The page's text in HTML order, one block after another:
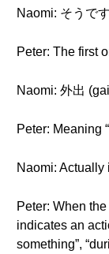
Naomi: そうで
Peter: The first
Naomi: 外出
Peter: Meaning
Naomi: Actually
Peter: When
indicates an
something”,